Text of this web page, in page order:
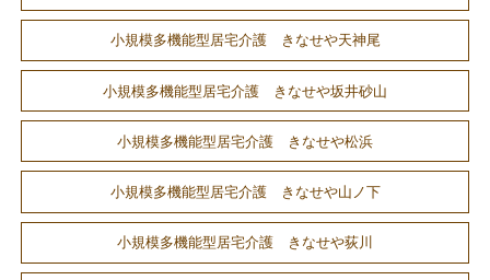
小規模多機能型居宅介護 きなせや天神尾
小規模多機能型居宅介護 きなせや坂井砂山
小規模多機能型居宅介護 きなせや松浜
小規模多機能型居宅介護 きなせや山ノ下
小規模多機能型居宅介護 きなせや荻川